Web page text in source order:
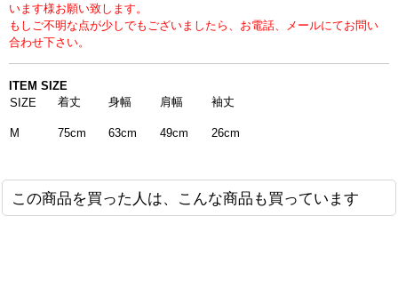
います様お願い致します。
もしご不明な点が少しでもございましたら、お電話、メールにてお問い
合わせ下さい。
ITEM SIZE
SIZE
着丈 身幅 肩幅 袖丈
M 75cm 63cm 49cm 26cm
この商品を買った人は、こんな商品も買っています